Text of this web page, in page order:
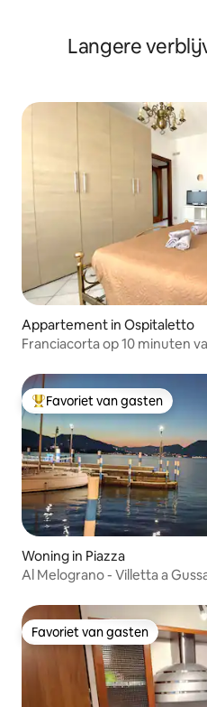
Langere
Appartement in Ospitaletto
Franciacorta op 10 minuten
Topfavoriet van gasten
Favoriet van gasten
Woning in Piazza
Al Melograno - Villetta a
Favoriet van gasten
Favoriet van gasten